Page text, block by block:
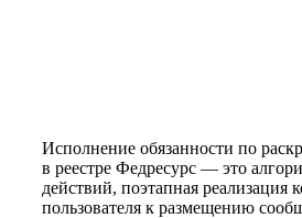
Исполнение обязанности по
в реестре Федресурс — это
действий, поэтапная реализация
пользователя к размещению